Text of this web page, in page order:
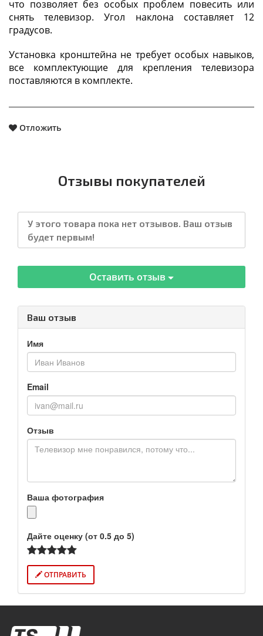
что позволяет без особых проблем повесить или
снять телевизор. Угол наклона составляет 12
градусов.
Установка кронштейна не требует особых навыков,
все комплектующие для крепления телевизора
поставляются в комплекте.
Отложить
Отзывы покупателей
У этого товара пока нет отзывов. Ваш отзыв
будет первым!
Оставить отзыв
Ваш отзыв
Имя
Email
Отзыв
Ваша фотография
Дайте оценку (от 0.5 до 5)
ОТПРАВИТЬ